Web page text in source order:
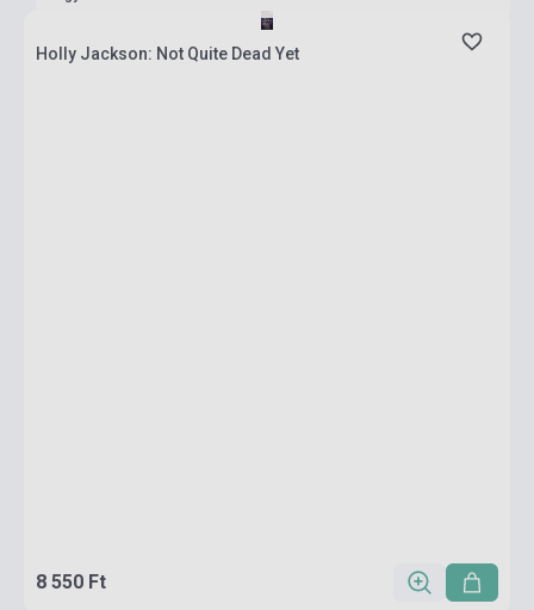
Holly Jackson: Not Quite Dead Yet
8 550 Ft